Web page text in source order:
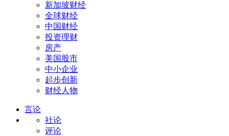
新加坡财经
全球财经
中国财经
投资理财
房产
美国股市
中小企业
起步创新
财经人物
言论
社论
评论